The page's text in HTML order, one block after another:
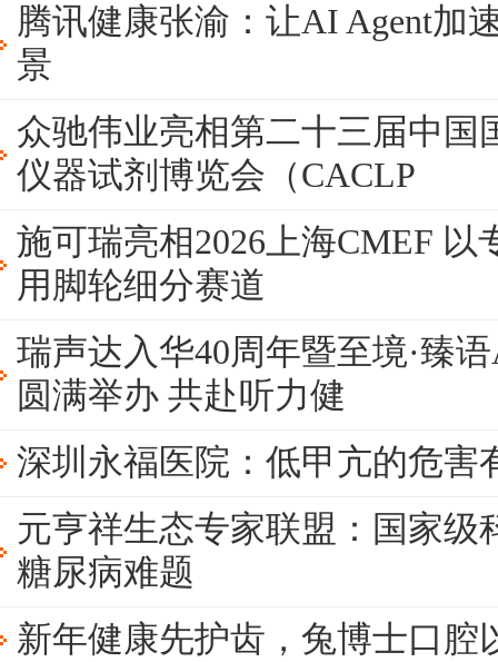
腾讯健康张渝：让AI Agent加
景
众驰伟业亮相第二十三届中国
仪器试剂博览会（CACLP
施可瑞亮相2026上海CMEF 以
用脚轮细分赛道
瑞声达入华40周年暨至境·臻
圆满举办 共赴听力健
深圳永福医院：低甲亢的危害
元亨祥生态专家联盟：国家级
糖尿病难题
新年健康先护齿，兔博士口腔